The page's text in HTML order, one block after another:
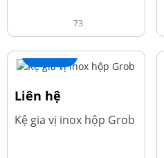
73
+ Thêm
Liên hệ
Kệ gia vị inox hộp Grob